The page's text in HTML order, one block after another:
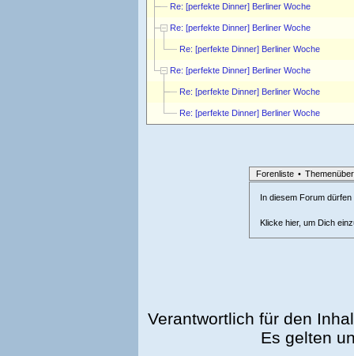
Re: [perfekte Dinner] Berliner Woche
Re: [perfekte Dinner] Berliner Woche
Re: [perfekte Dinner] Berliner Woche
Re: [perfekte Dinner] Berliner Woche
Re: [perfekte Dinner] Berliner Woche
Re: [perfekte Dinner] Berliner Woche
Forenliste •
In diesem Forum
Klicke hier, um Dich
Verantwortlich für den
Es gelten